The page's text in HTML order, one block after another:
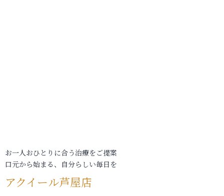
お一人おひとりに合う治療をご提案
口元から始まる、自分らしい毎日を
アクイール芦屋店